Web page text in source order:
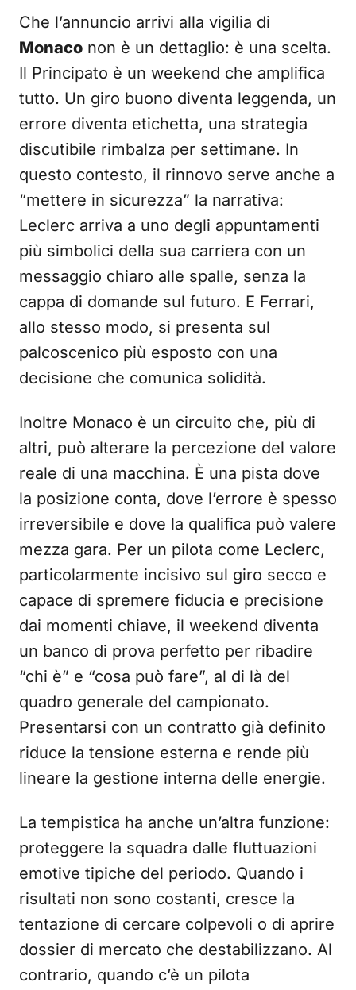
Che l’annuncio arrivi alla vigilia di
Monaco non è un dettaglio: è una scelta.
Il Principato è un weekend che amplifica
tutto. Un giro buono diventa leggenda, un
errore diventa etichetta, una strategia
discutibile rimbalza per settimane. In
questo contesto, il rinnovo serve anche a
“mettere in sicurezza” la narrativa:
Leclerc arriva a uno degli appuntamenti
più simbolici della sua carriera con un
messaggio chiaro alle spalle, senza la
cappa di domande sul futuro. E Ferrari,
allo stesso modo, si presenta sul
palcoscenico più esposto con una
decisione che comunica solidità.
Inoltre Monaco è un circuito che, più di
altri, può alterare la percezione del valore
reale di una macchina. È una pista dove
la posizione conta, dove l’errore è spesso
irreversibile e dove la qualifica può valere
mezza gara. Per un pilota come Leclerc,
particolarmente incisivo sul giro secco e
capace di spremere fiducia e precisione
dai momenti chiave, il weekend diventa
un banco di prova perfetto per ribadire
“chi è” e “cosa può fare”, al di là del
quadro generale del campionato.
Presentarsi con un contratto già definito
riduce la tensione esterna e rende più
lineare la gestione interna delle energie.
La tempistica ha anche un’altra funzione:
proteggere la squadra dalle fluttuazioni
emotive tipiche del periodo. Quando i
risultati non sono costanti, cresce la
tentazione di cercare colpevoli o di aprire
dossier di mercato che destabilizzano. Al
contrario, quando c’è un pilota